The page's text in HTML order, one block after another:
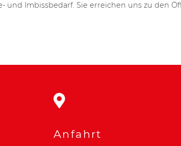
und Imbissbedarf. Sie erreichen uns zu den
Anfahrt